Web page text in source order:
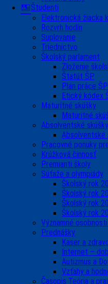
Študenti
Elektronická žiacka
Rozvrh hodín
Suplovanie
Triednictvo
Školský parlament
Zloženie
Štatút ŠP
Plán práce ŠP
Etický kódex
Maturitné skúšky
Maturitné
Absolventské skúšky
Absolventské
Pracovné ponuky
Krúžková činnosť
Premianti školy
Súťaže a olympiády
Školský rok
Školský rok
Školský rok
Školský rok
Významné
Prednášky
Kaser a
Internet –
Autizmus a
Vzťahy a
Časopis Teória a